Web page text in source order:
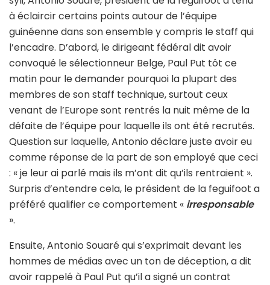
à éclaircir certains points autour de l’équipe
guinéenne dans son ensemble y compris le staff qui
l’encadre. D’abord, le dirigeant fédéral dit avoir
convoqué le sélectionneur Belge, Paul Put tôt ce
matin pour le demander pourquoi la plupart des
membres de son staff technique, surtout ceux
venant de l’Europe sont rentrés la nuit même de la
défaite de l’équipe pour laquelle ils ont été recrutés.
Question sur laquelle, Antonio déclare juste avoir eu
comme réponse de la part de son employé que ceci
: « je leur ai parlé mais ils m’ont dit qu’ils rentraient ».
Surpris d’entendre cela, le président de la feguifoot a
préféré qualifier ce comportement « irresponsable
».
Ensuite, Antonio Souaré qui s’exprimait devant les
hommes de médias avec un ton de déception, a dit
avoir rappelé à Paul Put qu’il a signé un contrat